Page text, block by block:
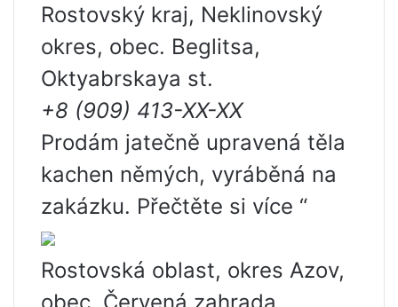
Rostovský kraj, Neklinovský
okres, obec. Beglitsa,
Oktyabrskaya st.
+8 (909) 413-XX-XX
Prodám jatečně upravená těla
kachen němých, vyráběná na
zakázku. Přečtěte si více “
Rostovská oblast, okres Azov,
obec. Červená zahrada